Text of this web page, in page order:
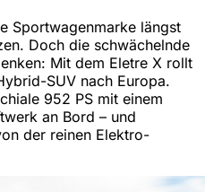
Sportwagenmarke längst
Doch die schwächelnde
Mit dem Eletre X rollt
SUV nach Europa.
952 PS mit einem
an Bord – und
der reinen Elektro-